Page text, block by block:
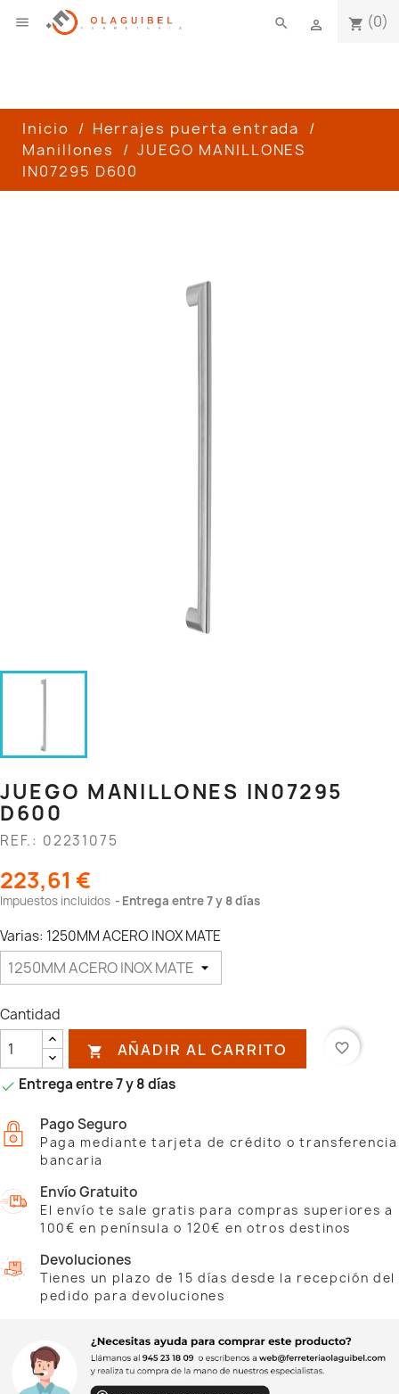
 shopping_cart (0)

search
Inicio
Herrajes puerta entrada
Manillones
JUEGO MANILLONES
IN07295 D600
JUEGO MANILLONES IN07295
D600
REF.: 02231075
223,61 €
Impuestos incluidos Entrega entre 7 y 8 días
Varias: 1250MM ACERO INOX MATE
Cantidad
 AÑADIR AL CARRITO favorite_border
 Entrega entre 7 y 8 días
Pago Seguro
Paga mediante tarjeta de crédito o transferencia
bancaria
Envío Gratuito
El envío te sale gratis para compras superiores a
100€ en península o 120€ en otros destinos
Devoluciones
Tienes un plazo de 15 días desde la recepción del
pedido para devoluciones